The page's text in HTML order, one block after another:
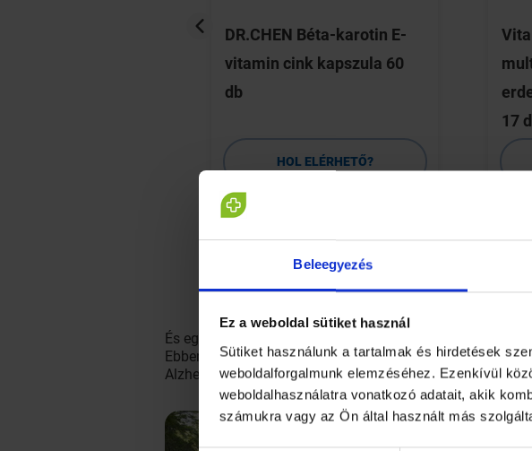
Beleegyezés
Ez a weboldal sütiket használ
Sütiket használunk a tartalmak és hirdetések
weboldalforgalmunk elemzéséhez. Ezenkívül
weboldalhasználatra vonatkozó adatait, akik
számukra vagy az Ön által használt más
DR.CHEN Béta-karotin E-
vitamin cink kapszula 60
db
HOL ELÉRHETŐ?
17
És egész életében teljesen egészséges. Japán kutatók
Ebben a faluban az emberek nem csak tovább élnek, de
Alzheimer-kór.